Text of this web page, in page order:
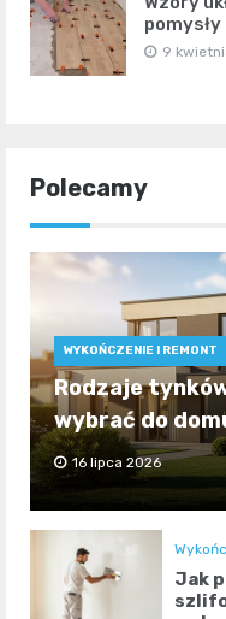
9
Polecamy
WYKOŃCZENIE I REMONT
Rodzaje
wybrać do
16 lipca 2026
Jak